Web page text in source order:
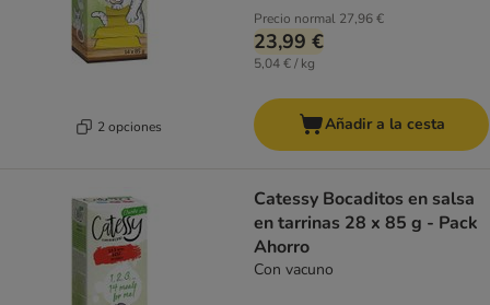
2 opciones
Precio normal 27,96 €
23,99 €
5,04 € / kg
Añadir a la cesta
Catessy Bocaditos en salsa
en tarrinas 28 x 85 g - Pack
Ahorro
Con vacuno